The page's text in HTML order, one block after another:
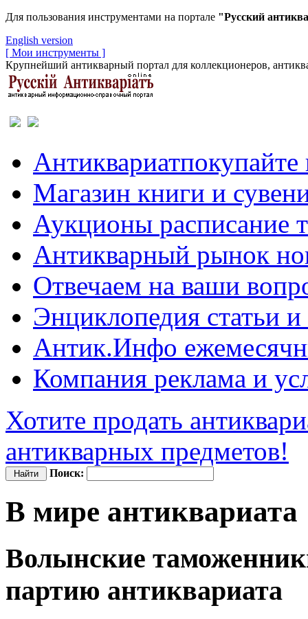
Для пользования инструментами на портале "Русский
English version
[ Мои инструменты ]
Крупнейший антикварный портал для коллекционеров,
Антиквариатпокупайте
Магазин книги и
Аукционы расписание
Антикварный рынок
Отвечаем на ваши
Энциклопедия статьи
Антик.Инфо
Компания реклама и
Хотите продать
антикварных предметов!
Поиск:
В мире антиквариата
Волынские
партию антиквариата